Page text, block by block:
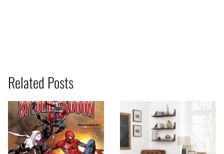
Related Posts